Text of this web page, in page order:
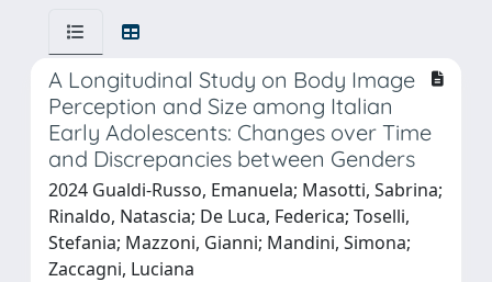
A Longitudinal Study on Body Image
Perception and Size among Italian
Early Adolescents: Changes over Time
and Discrepancies between Genders
2024 Gualdi-Russo, Emanuela; Masotti, Sabrina;
Rinaldo, Natascia; De Luca, Federica; Toselli,
Stefania; Mazzoni, Gianni; Mandini, Simona;
Zaccagni, Luciana